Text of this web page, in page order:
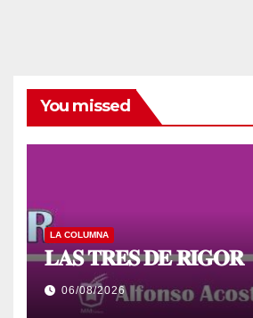
You missed
LA COLUMNA
𝐋𝐀𝐒 𝐓𝐑𝐄𝐒 𝐃𝐄 𝐑𝐈𝐆𝐎𝐑
06/08/2026